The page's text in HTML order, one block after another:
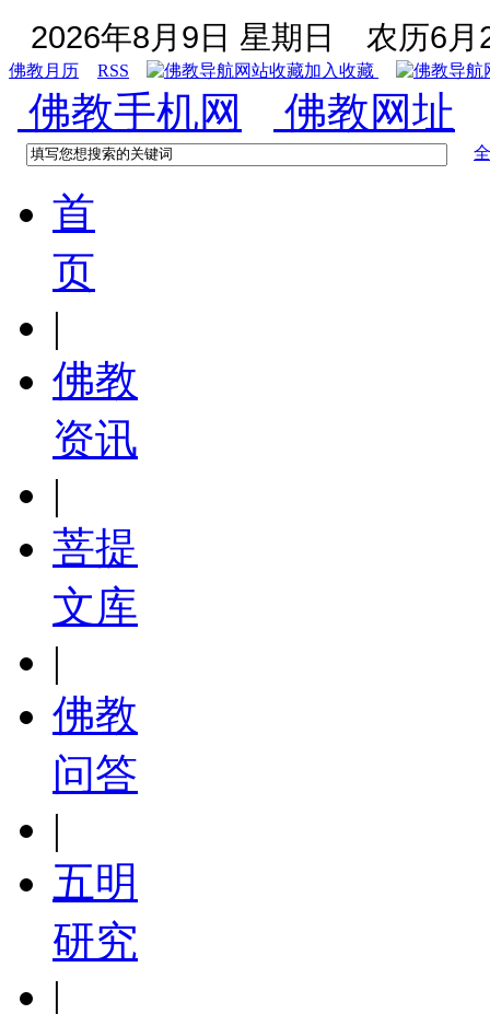
2026年8月9日 星期日 农历6月
佛教月历 RSS 加入收藏
佛教手机网 佛教网址
首
页
|
佛教
资讯
|
菩提
文库
|
佛教
问答
|
五明
研究
|